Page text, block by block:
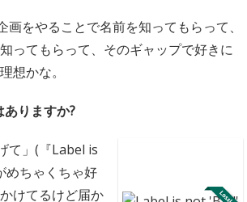
画をやることで名前を知ってもらって、
ってもらって、そのギャップで好きに
想かな。
りますか?
て」(『Label is
ちゃくちゃ好
けてるけど届か